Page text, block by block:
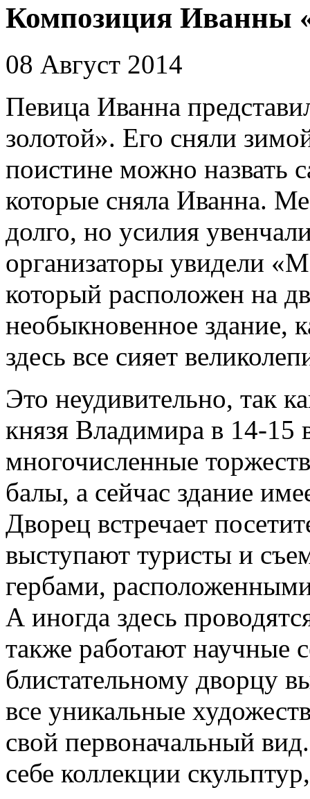
Композиция Иванны
08 Август 2014
Певица Иванна
золотой». Его сняли
поистине можно назвать
которые сняла Иванна.
долго, но усилия
организаторы увидели
который расположен на
необыкновенное здание,
здесь все сияет
Это неудивительно, так
князя Владимира в 14-15
многочисленные
балы, а сейчас здание
Дворец встречает
выступают туристы и
гербами,
А иногда здесь
также работают научные
блистательному дворцу
все уникальные
свой первоначальный
себе коллекции